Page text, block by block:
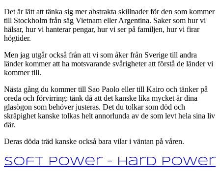
Det är lätt att tänka sig mer abstrakta skillnader för den som kommer
till Stockholm från säg Vietnam eller Argentina. Saker som hur vi
hälsar, hur vi hanterar pengar, hur vi ser på familjen, hur vi firar
högtider.
Men jag utgår också från att vi som åker från Sverige till andra
länder kommer att ha motsvarande svårigheter att förstå de länder vi
kommer till.
Nästa gång du kommer till Sao Paolo eller till Kairo och tänker på
oreda och förvirring: tänk då att det kanske lika mycket är dina
glasögon som behöver justeras. Det du tolkar som död och
skräpighet kanske tolkas helt annorlunda av de som levt hela sina liv
där.
Deras döda träd kanske också bara vilar i väntan på våren.
Soft power – hard power